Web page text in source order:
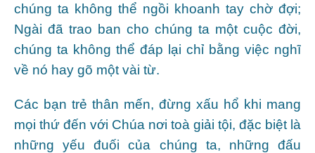
chúng ta không thể ngồi khoanh tay chờ đợi;
Ngài đã trao ban cho chúng ta một cuộc đời,
chúng ta không thể đáp lại chỉ bằng việc nghĩ
về nó hay gõ một vài từ.
Các bạn trẻ thân mến, đừng xấu hổ khi mang
mọi thứ đến với Chúa nơi toà giải tội, đặc biệt là
những yếu đuối của chúng ta, những đấu